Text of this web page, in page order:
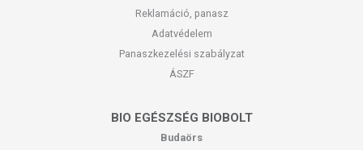
Reklamáció, panasz
Adatvédelem
Panaszkezelési szabályzat
ÁSZF
BIO EGÉSZSÉG BIOBOLT
Budaörs